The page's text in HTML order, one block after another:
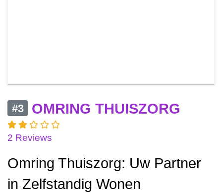
#3 OMRING THUISZORG
2 Reviews
Omring Thuiszorg: Uw Partner
in Zelfstandig Wonen